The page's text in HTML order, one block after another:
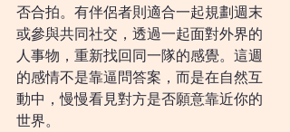
否合拍。有伴侶者則適合一起規劃週末
或參與共同社交，透過一起面對外界的
人事物，重新找回同一隊的感覺。這週
的感情不是靠逼問答案，而是在自然互
動中，慢慢看見對方是否願意靠近你的
世界。